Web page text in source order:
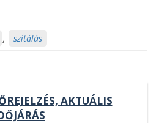
, szitálás
AKTUÁLIS